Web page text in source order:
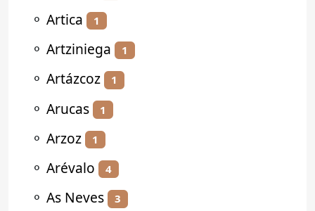
⚬ Artica 1
⚬ Artziniega 1
⚬ Artázcoz 1
⚬ Arucas 1
⚬ Arzoz 1
⚬ Arévalo 4
⚬ As Neves 3